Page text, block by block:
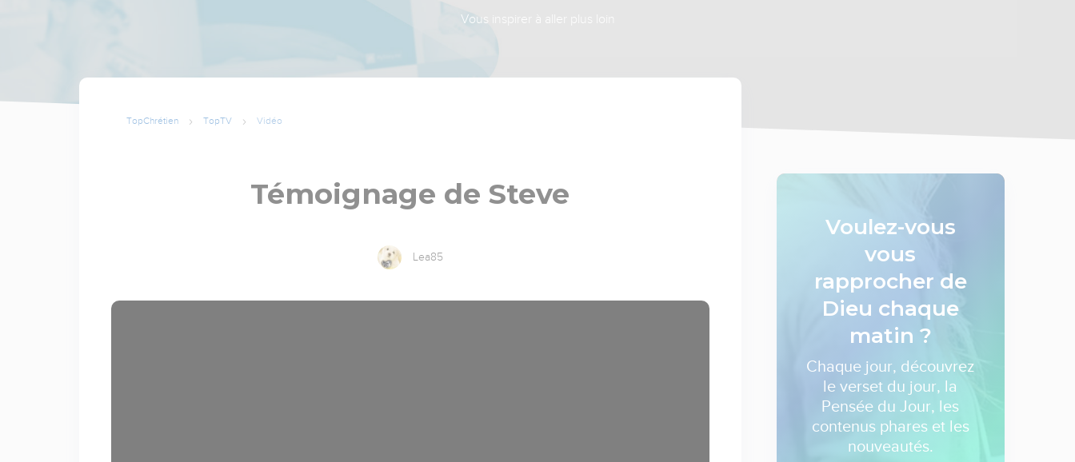
Vous inspirer à aller plus loin
TopChrétien TopTV Vidéo
Témoignage de Steve
Lea85
Voulez-vous
vous
rapprocher de
Dieu chaque
matin ?
Chaque jour, découvrez
le verset du jour, la
Pensée du Jour, les
contenus phares et les
nouveautés.